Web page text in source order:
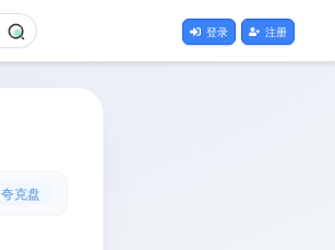
登录 注册
夸克盘